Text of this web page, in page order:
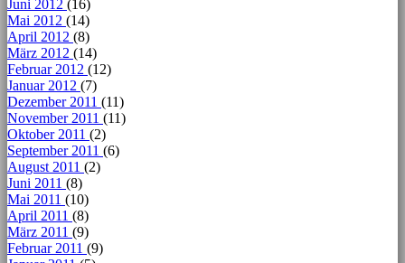
Juni 2012 (16)
Mai 2012 (14)
April 2012 (8)
März 2012 (14)
Februar 2012 (12)
Januar 2012 (7)
Dezember 2011 (11)
November 2011 (11)
Oktober 2011 (2)
September 2011 (6)
August 2011 (2)
Juni 2011 (8)
Mai 2011 (10)
April 2011 (8)
März 2011 (9)
Februar 2011 (9)